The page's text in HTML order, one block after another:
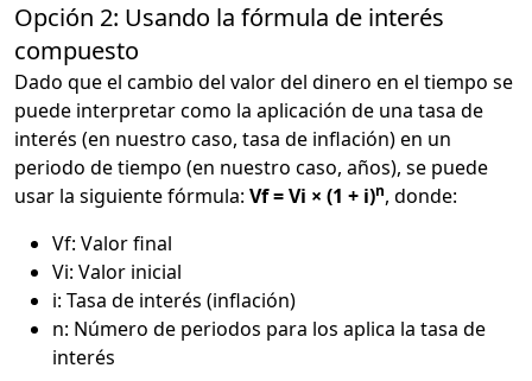
Opción 2: Usando la fórmula de interés
compuesto
Dado que el cambio del valor del dinero en el tiempo se
puede interpretar como la aplicación de una tasa de
interés (en nuestro caso, tasa de inflación) en un
periodo de tiempo (en nuestro caso, años), se puede
usar la siguiente fórmula: Vf = Vi × (1 + i)n, donde:
Vf: Valor final
Vi: Valor inicial
i: Tasa de interés (inflación)
n: Número de periodos para los aplica la tasa de
interés